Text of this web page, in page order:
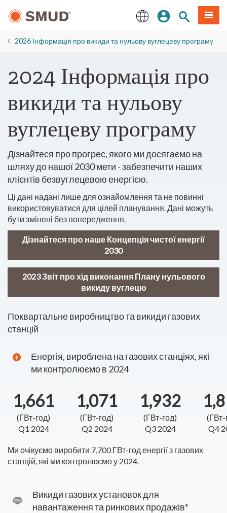
до
змісту
Увійдіть
Пошук по
Меню
2026 Інформація про викиди та нульову вуглецеву програму
2024 Інформація про
викиди та нульову
вуглецеву програму
Дізнайтеся про прогрес, якого ми досягаємо на
шляху до нашої 2030 мети - забезпечити наших
клієнтів безвуглецевою енергією.
Ці дані надані лише для ознайомлення та не повинні
використовуватися для цілей планування. Дані можуть
бути змінені без попередження.
Дізнайтеся про наше Концепція чистої енергії
2030
2023 Звіт про хід виконання Плану нульового
викиду вуглецю
Поквартальне виробництво та викиди газових
станцій
Енергія, вироблена на газових станціях, які
ми контролюємо в 2024
1,661
(ГВт-год)
Q1 2024
1,071
(ГВт-год)
Q2 2024
1,932
(ГВт-год)
Q3 2024
(ГВт-
Q4
Ми очікуємо виробити 7,700 ГВт-год енергії з газових
станцій, які ми контролюємо у 2024.
Викиди газових установок для
навантаження та ринкових продажів*